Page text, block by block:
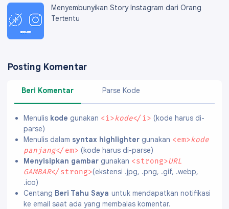
Menyembunyikan Story Instagram dari Orang
Tertentu
Posting Komentar
Beri Komentar Parse Kode
Menulis kode gunakan <i>kode</i> (kode harus di-
parse)
Menulis dalam syntax highlightergunakan <em>kode
panjang</em> (kode harus di-parse)
Menyisipkan gambargunakan <strong>URL
GAMBAR</strong>(ekstensi .jpg, .png, .gif, .webp,
.ico)
Centang Beri Tahu Saya untuk mendapatkan notifikasi
ke email saat ada yang membalas komentar.